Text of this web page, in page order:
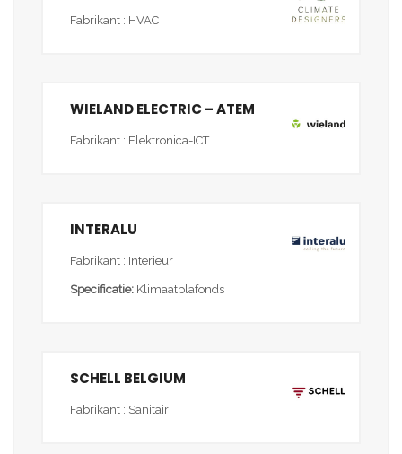
Fabrikant : HVAC
WIELAND ELECTRIC – ATEM
Fabrikant : Elektronica-ICT
INTERALU
Fabrikant : Interieur
Specificatie: Klimaatplafonds
SCHELL BELGIUM
Fabrikant : Sanitair